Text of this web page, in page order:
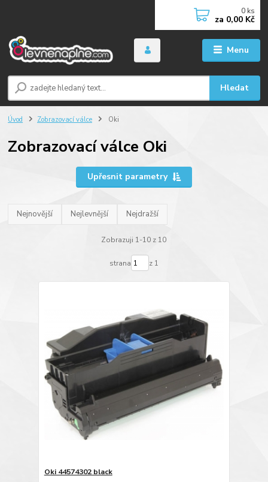
Menu
Hledat
0 ks
za 0,00 Kč
Úvod Zobrazovací válce Oki
Zobrazovací válce Oki
Upřesnit parametry
Nejnovější Nejlevnější Nejdražší
Zobrazuji 1-10 z 10
strana z 1
Oki 44574302 black